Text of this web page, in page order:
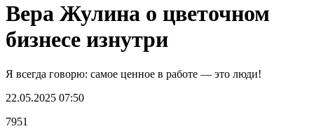
Вера Жулина о цветочном
бизнесе изнутри
Я всегда говорю: самое ценное в работе — это люди!
22.05.2025 07:50
7951